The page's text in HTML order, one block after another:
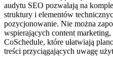
audytu SEO pozwalają na
struktury i elementów
pozycjonowanie. Nie można
wspierających content
CoSchedule, które ułatwiają
treści przyciągających uwagę